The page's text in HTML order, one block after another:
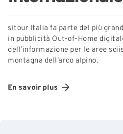
sitour Italia fa parte del più
in pubblicità Out-of-Home
dell’informazione per le aree
montagna dell’arco alpino.
En savoir plus